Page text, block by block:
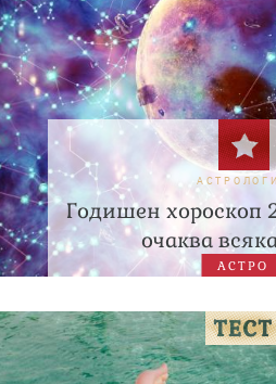
Годишен хороскоп
очаква
АСТРО